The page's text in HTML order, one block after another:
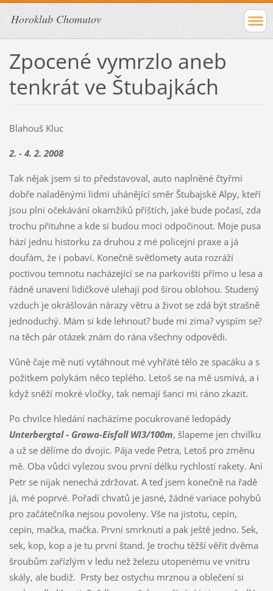
Horoklub Chomutov
Zpocené vymrzlo aneb
tenkrát ve Štubajkách
Blahouš Kluc
2. - 4. 2. 2008
Tak nějak jsem si to představoval, auto naplněné čtyřmi
dobře naladěnými lidmi uhánějící směr Štubajské Alpy, kteří
jsou plni očekávání okamžiků příštích, jaké bude počasí, zda
trochu přituhne a kde si budou moci odpočinout. Moje pusa
hází jednu historku za druhou z mé policejní praxe a já
doufám, že i pobaví. Konečně světlomety auta rozráží
poctivou temnotu nacházející se na parkovišti přímo u lesa a
řádně unavení lidičkové ulehají pod širou oblohou. Studený
vzduch je okrášlován nárazy větru a život se zdá být strašně
jednoduchý. Mám si kde lehnout? bude mi zima? vyspím se?
na těch pár otázek znám do rána všechny odpovědi.
Vůně čaje mě nutí vytáhnout mé vyhřáté tělo ze spacáku a s
požitkem polykám něco teplého. Letoš se na mě usmívá, a i
když sněží mokré vločky, tak nemají šanci mi ráno zkazit.
Po chvilce hledání nacházíme pocukrované ledopády
Unterbergtal - Grawa-Eisfall WI3/100m, šlapeme jen chvilku
a už se dělíme do dvojic. Pája vede Petra, Letoš pro změnu
mě. Oba vůdci vylezou svou první délku rychlostí rakety. Ani
Petr se nijak nenechá zdržovat. A teď jsem konečně na řadě
já, mé poprvé. Pořadí chvatů je jasné, žádné variace pohybů
pro začátečníka nejsou povoleny. Vše na jistotu, cepín,
cepín, mačka, mačka. První smrknutí a pak ještě jedno. Sek,
sek, kop, kop a je tu první štand. Je trochu těžší věřit dvěma
šroubům zařízlým v ledu než železu utopenému ve vnitru
skály, ale budiž. Prsty bez ostychu mrznou a oblečení si